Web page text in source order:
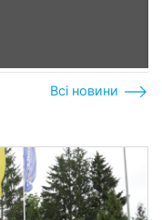
Всі новини